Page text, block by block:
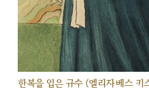
한복을 입은 규수 (엘리자베스 키